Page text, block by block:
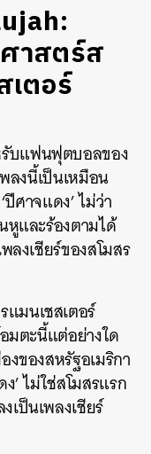
าสตร์ส
เตอร์
บแฟนฟุตบอลของ
ลงนี้เป็นเหมือน
ศาจแดง’ ไม่ว่า
หูและร้องตามได้
ลงเชียร์ของสโมสร
แมนเชสเตอร์
มตะนี้แต่อย่างใด
ของสหรัฐอเมริกา
’ ไม่ใช่สโมสรแรก
ป็นเพลงเชียร์